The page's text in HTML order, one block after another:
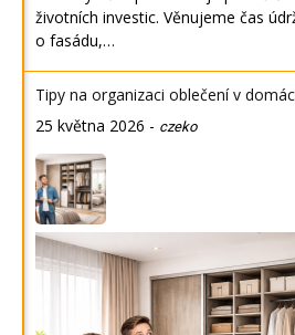
životních investic. Věnujeme čas
o fasádu,…
Tipy na organizaci oblečení v
25 května 2026 - czeko